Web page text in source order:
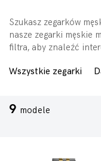
Szukasz zegarków
nasze zegarki męskie
filtra, aby znaleźć
Wszystkie zegarki
9 modele